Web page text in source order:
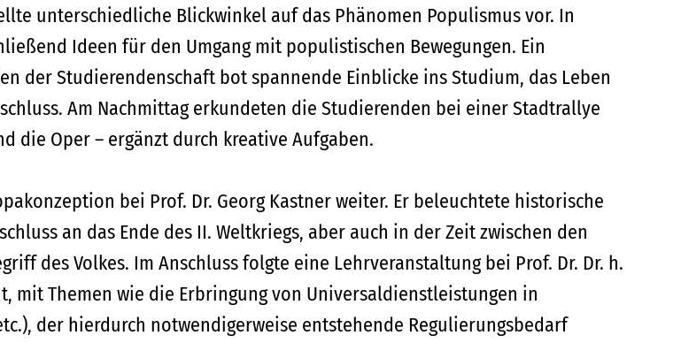
unterschiedliche Blickwinkel auf das Phänomen Populismus vor. In
Ideen für den Umgang mit populistischen Bewegungen. Ein
der Studierendenschaft bot spannende Einblicke ins Studium, das Leben
Am Nachmittag erkundeten die Studierenden bei einer Stadtrallye
die Oper – ergänzt durch kreative Aufgaben.
bei Prof. Dr. Georg Kastner weiter. Er beleuchtete historische
an das Ende des II. Weltkriegs, aber auch in der Zeit zwischen den
des Volkes. Im Anschluss folgte eine Lehrveranstaltung bei Prof. Dr. Dr. h.
mit Themen wie die Erbringung von Universaldienstleistungen in
der hierdurch notwendigerweise entstehende Regulierungsbedarf